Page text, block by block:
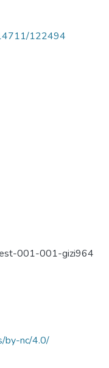
122494
001-001-gizi964
by-nc/4.0/